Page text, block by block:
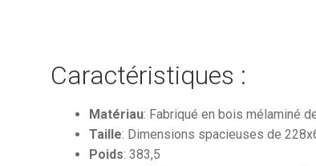
Caractéristiques :
Matériau: Fabriqué en bois mélaminé
Taille: Dimensions spacieuses de
Poids: 383,5